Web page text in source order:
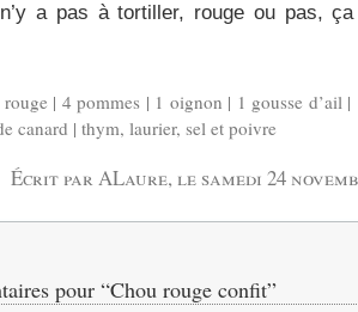
a pas à tortiller, rouge ou pas,
rouge | 4 pommes | 1 oignon | 1 gousse d’ail
canard | thym, laurier, sel et poivre
Écrit par ALaure, lesamedi 24
pour “Chou rouge confit”